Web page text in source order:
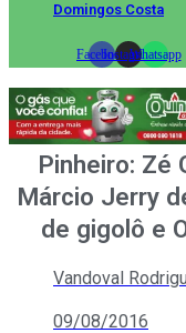
Domingos Costa
FacebookInstagramWhatsapp
Pinheiro: Zé
Márcio Jerry
de gigolô e
Vandoval
09/08/2016